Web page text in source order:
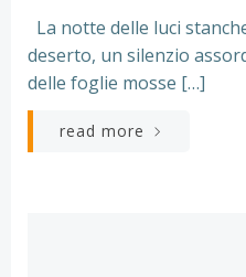
La notte delle luci
deserto, un silenzio
delle foglie mosse […]
read more